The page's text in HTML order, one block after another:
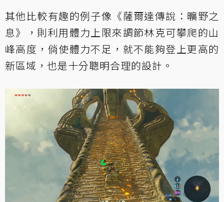
其他比較有趣的例子像《薩爾達傳說：曠野之
息》，則利用體力上限來調節林克可攀爬的山
峰高度，倘使體力不足，就不能夠登上更高的
新區域，也是十分聰明合理的設計。